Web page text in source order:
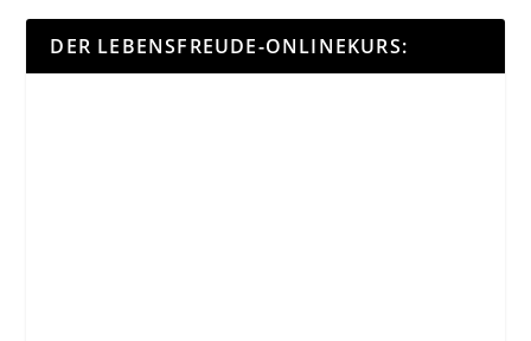
DER LEBENSFREUDE-ONLINEKURS: